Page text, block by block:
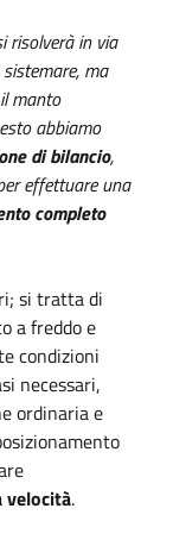
risolverà in via
ma
manto
abbiamo
di bilancio,
effettuare una
completo
si tratta di
a freddo e
condizioni
necessari,
ordinaria e
velocità.